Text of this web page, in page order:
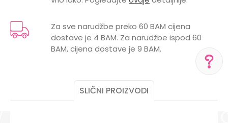
POMOĆ PRI KUPOVINI
Za sve narudžbe preko 60 BAM cijena
dostave je 4 BAM. Za narudžbe ispod 60
BAM, cijena dostave je 9 BAM.
SLIČNI PROIZVODI